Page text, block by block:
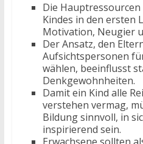
Die
Kindes in den ersten
Motivation, Neugier
Der Ansatz, den
Aufsichtspersonen
wählen, beeinflusst
Denkgewohnheiten.
Damit ein Kind alle
verstehen vermag,
Bildung sinnvoll, in
inspirierend sein.